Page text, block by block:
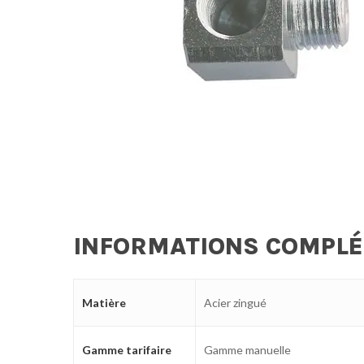
INFORMATIONS
Matière Acier zingué
Gamme tarifaire Gamme manuelle